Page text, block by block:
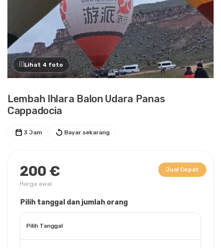
Lihat 4 foto
Lembah Ihlara Balon Udara Panas
Cappadocia
3 Jam Bayar sekarang
Jual Cepat
200 €
Harga awal
Pilih tanggal dan jumlah orang
Pilih Tanggal